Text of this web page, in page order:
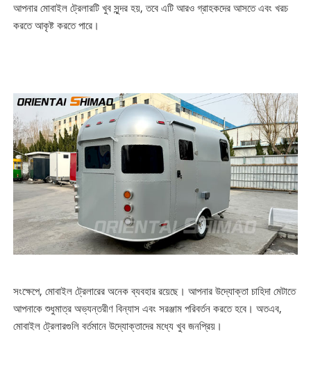
আপনার মোবাইল ট্রেলারটি খুব সুন্দর হয়, তবে এটি আরও গ্রাহকদের আসতে এবং খরচ
করতে আকৃষ্ট করতে পারে।
সংক্ষেপে, মোবাইল ট্রেলারের অনেক ব্যবহার রয়েছে। আপনার উদ্যোক্তা চাহিদা মেটাতে
আপনাকে শুধুমাত্র অভ্যন্তরীণ বিন্যাস এবং সরঞ্জাম পরিবর্তন করতে হবে। অতএব,
মোবাইল ট্রেলারগুলি বর্তমানে উদ্যোক্তাদের মধ্যে খুব জনপ্রিয়।